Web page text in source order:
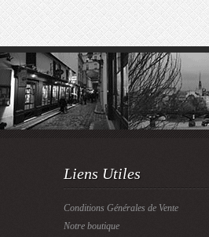
Liens Utiles
Conditions Générales de Vente
Notre boutique